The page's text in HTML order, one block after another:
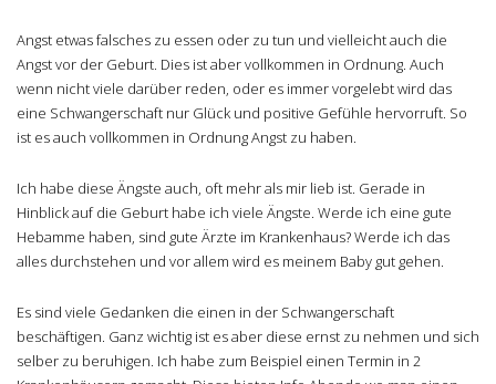
Angst etwas falsches zu essen oder zu tun und vielleicht auch die
Angst vor der Geburt. Dies ist aber vollkommen in Ordnung. Auch
wenn nicht viele darüber reden, oder es immer vorgelebt wird das
eine Schwangerschaft nur Glück und positive Gefühle hervorruft. So
ist es auch vollkommen in Ordnung Angst zu haben.
Ich habe diese Ängste auch, oft mehr als mir lieb ist. Gerade in
Hinblick auf die Geburt habe ich viele Ängste. Werde ich eine gute
Hebamme haben, sind gute Ärzte im Krankenhaus? Werde ich das
alles durchstehen und vor allem wird es meinem Baby gut gehen.
Es sind viele Gedanken die einen in der Schwangerschaft
beschäftigen. Ganz wichtig ist es aber diese ernst zu nehmen und sich
selber zu beruhigen. Ich habe zum Beispiel einen Termin in 2